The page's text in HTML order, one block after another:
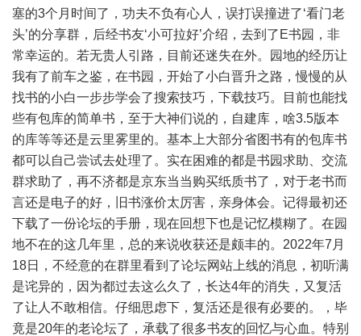
塞的3个月时间了，功夫不负有心人，误打误撞进了‘看门老
头’的分享群，后经书友‘小可拉好’介绍，去到了E书园，非
常幸运的。若无贵人引路，目前还迷失在外。园地的经历让
我有了前车之鉴，在书园，开始了小白晋升之路，慢慢的从
找书的小白一步步学会了搜索技巧，下载技巧。目前也能找
些有包库的简单书，至于大神们说的，自建库，啥3.5版本
的库等等还是云里雾里的。基本上大部分省图书有的包库书
都可以自己尝试去处理了。实在困难的都是书园求助、交流
群求助了，再不济都是京东当当购买纸质书了，对于老书而
言还是电子的好，旧书涨价太厉害，亲身体会。记得最初还
下载了一份论坛的手册，现在回想下也是记忆模糊了。在园
地不在的这几年里，总的来说收获还是颇丰的。2022年7月
18日，不经意的在群里看到了论坛网站上线的消息，初听满
是诧异的，因为都过去这么久了，长达4年的消失，又复活
了让人不敢相信。仔细思虑下，复活还是很有必要的。，毕
竟是20年的老论坛了，承载了很多书友的回忆与心血。特别